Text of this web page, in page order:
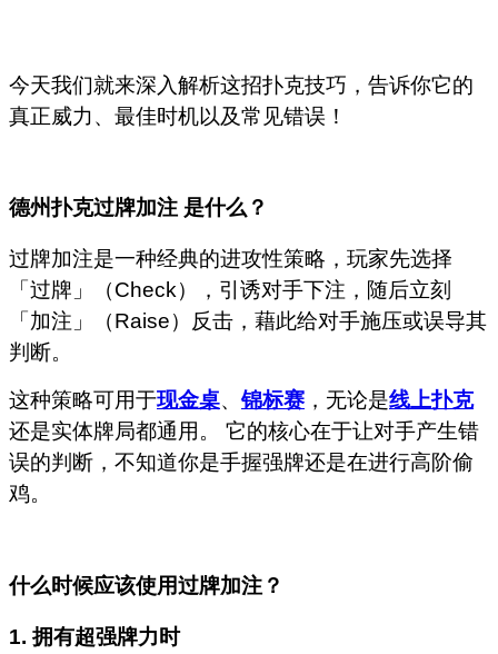
今天我们就来深入解析这招扑克技巧，告诉你它的
真正威力、最佳时机以及常见错误！
德州扑克过牌加注 是什么？
过牌加注是一种经典的进攻性策略，玩家先选择
「过牌」（Check），引诱对手下注，随后立刻
「加注」（Raise）反击，藉此给对手施压或误导其
判断。
这种策略可用于现金桌、锦标赛 ，无论是线上扑克
还是实体牌局都通用。 它的核心在于让对手产生错
误的判断，不知道你是手握强牌还是在进行高阶偷
鸡。
什么时候应该使用过牌加注？
1. 拥有超强牌力时